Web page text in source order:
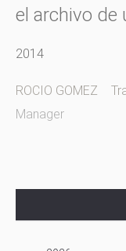
el archivo de
2014
ROCIO GOMEZ
Manager